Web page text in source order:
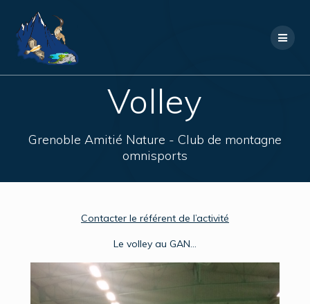
Volley
Grenoble Amitié Nature - Club de montagne
omnisports
Contacter le référent de l’activité
Le volley au GAN…